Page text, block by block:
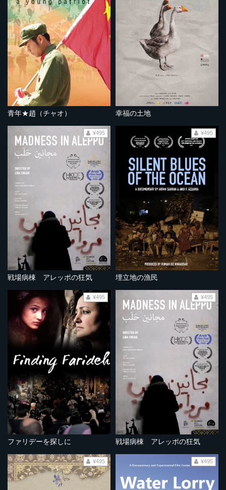
青年★趙（チャオ） 幸福の土地
戦場病棟 アレッポの狂気
¥495
埋立地の漁民
¥495
ファリデーを探しに
¥495
戦場病棟 アレッポの狂気
¥495
¥495 ¥495